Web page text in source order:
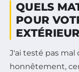
QUELS
POUR
J'ai testé pas mal
honnêtement,